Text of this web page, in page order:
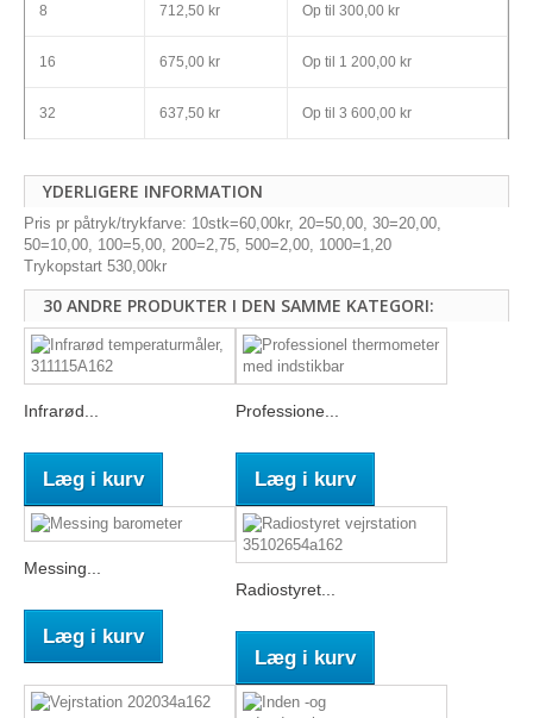
8 712,50 kr Op til 300,00 kr
16 675,00 kr Op til 1 200,00 kr
32 637,50 kr Op til 3 600,00 kr
YDERLIGERE INFORMATION
Pris pr påtryk/trykfarve: 10stk=60,00kr, 20=50,00, 30=20,00,
50=10,00, 100=5,00, 200=2,75, 500=2,00, 1000=1,20
Trykopstart 530,00kr
30 ANDRE PRODUKTER I DEN SAMME KATEGORI:
Infrarød...
Læg i kurv
Professione...
Læg i kurv
Messing...
Læg i kurv
Radiostyret...
Læg i kurv